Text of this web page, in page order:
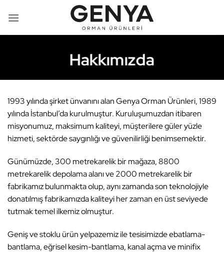
atla
Hakkımızda
1993 yılında şirket ünvanını alan Genya Orman Ürünleri, 1989
yılında İstanbul’da kurulmuştur. Kuruluşumuzdan itibaren
misyonumuz, maksimum kaliteyi, müşterilere güler yüzle
hizmeti, sektörde saygınlığı ve güvenilirliği benimsemektir.
Günümüzde, 300 metrekarelik bir mağaza, 8800
metrekarelik depolama alanı ve 2000 metrekarelik bir
fabrikamız bulunmakta olup, aynı zamanda son teknolojiyle
donatılmış fabrikamızda kaliteyi her zaman en üst seviyede
tutmak temel ilkemiz olmuştur.
Geniş ve stoklu ürün yelpazemiz ile tesisimizde ebatlama-
bantlama, eğrisel kesim-bantlama, kanal açma ve minifix